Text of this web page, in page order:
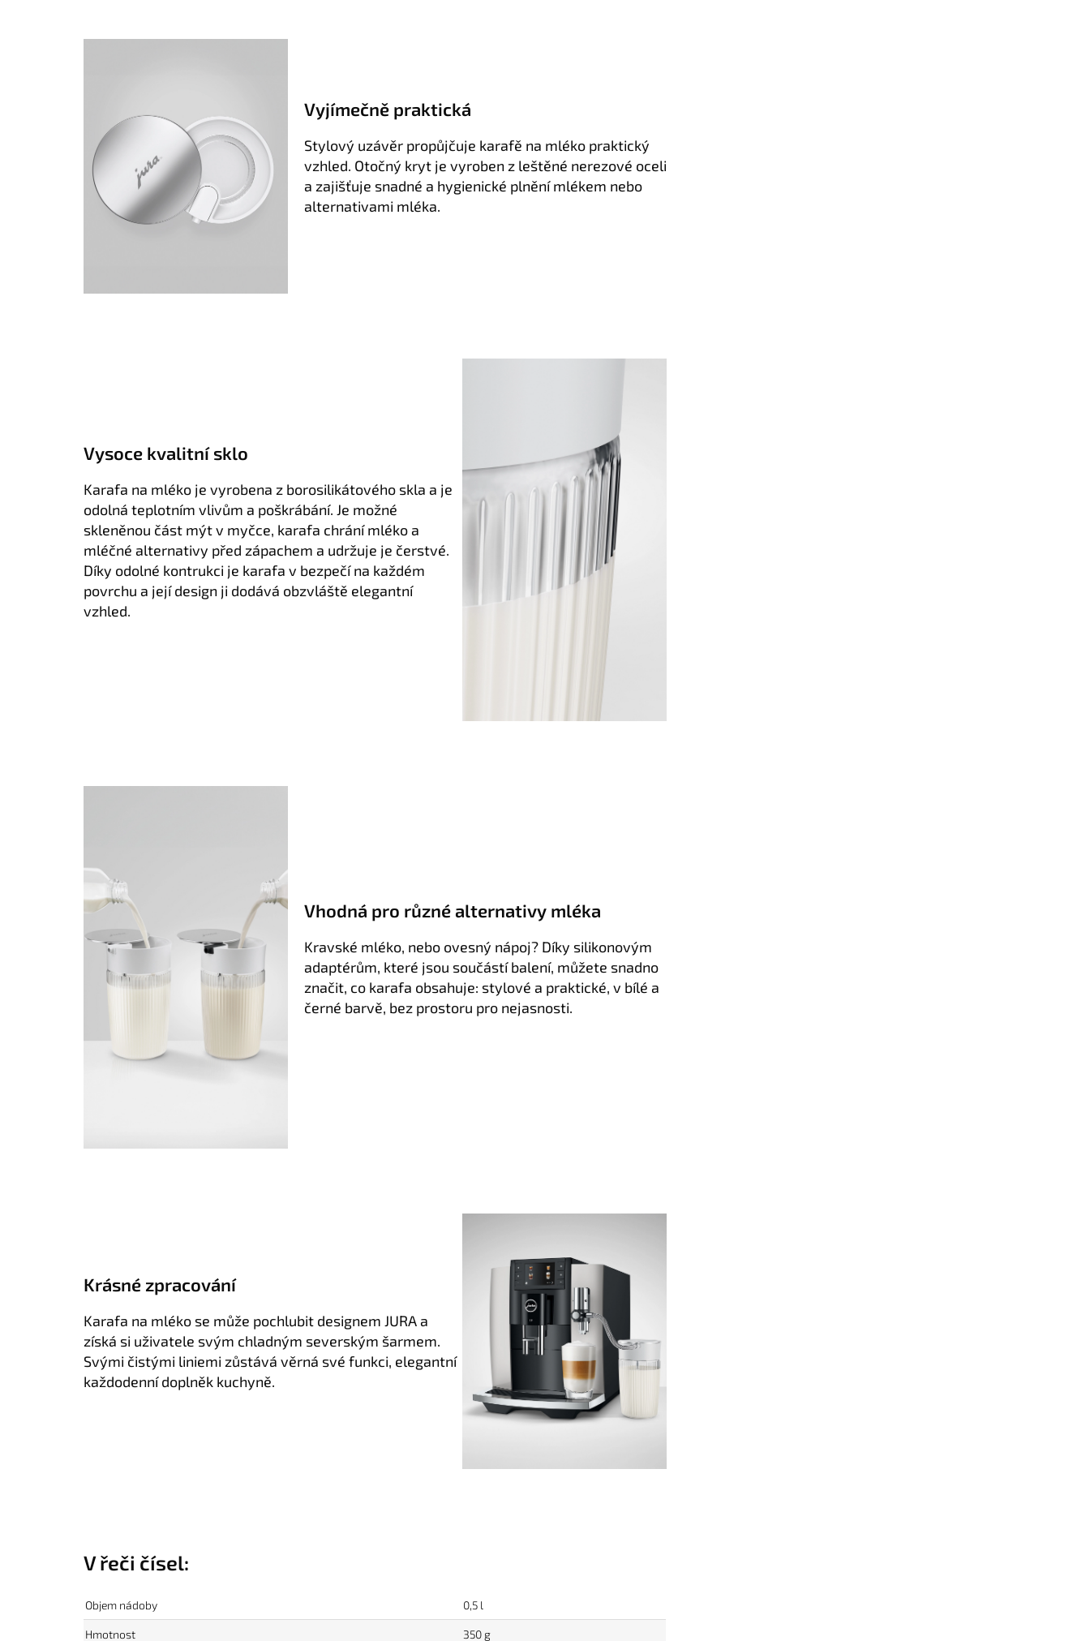
Vyjímečně praktická
Stylový uzávěr propůjčuje karafě na mléko praktický
vzhled. Otočný kryt je vyroben z leštěné nerezové oceli
a zajišťuje snadné a hygienické plnění mlékem nebo
alternativami mléka.
Vysoce kvalitní sklo
Karafa na mléko je vyrobena z borosilikátového skla a je
odolná teplotním vlivům a poškrábání. Je možné
skleněnou část mýt v myčce, karafa chrání mléko a
mléčné alternativy před zápachem a udržuje je čerstvé.
Díky odolné kontrukci je karafa v bezpečí na každém
povrchu a její design ji dodává obzvláště elegantní
vzhled.
Vhodná pro různé alternativy mléka
Kravské mléko, nebo ovesný nápoj? Díky silikonovým
adaptérům, které jsou součástí balení, můžete snadno
značit, co karafa obsahuje: stylové a praktické, v bílé a
černé barvě, bez prostoru pro nejasnosti.
Krásné zpracování
Karafa na mléko se může pochlubit designem JURA a
získá si uživatele svým chladným severským šarmem.
Svými čistými liniemi zůstává věrná své funkci, elegantní
každodenní doplněk kuchyně.
V řeči čísel:
Objem nádoby 0,5 l
Hmotnost 350 g